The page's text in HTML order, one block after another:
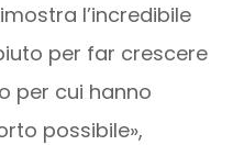
l’incredibile
per far crescere
per cui hanno
possibile»,